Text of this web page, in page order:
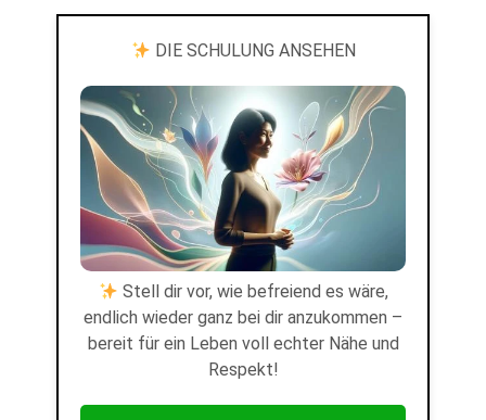
DIE SCHULUNG ANSEHEN
Stell dir vor, wie befreiend es wäre,
endlich wieder ganz bei dir anzukommen –
bereit für ein Leben voll echter Nähe und
Respekt!